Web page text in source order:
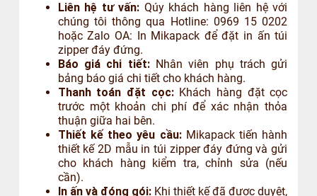
Liên hệ tư vấn: Qúy khách hàng liên hệ với
chúng tôi thông qua Hotline: 0969 15 0202
hoặc Zalo OA: In Mikapack để đặt in ấn túi
zipper đáy đứng.
Báo giá chi tiết:Nhân viên phụ trách gửi
bảng báo giá chi tiết cho khách hàng.
Thanh toán đặt cọc:Khách hàng đặt cọc
trước một khoản chi phí để xác nhận thỏa
thuận giữa hai bên.
Thiết kế theo yêu cầu:Mikapack tiến hành
thiết kế 2D mẫu in túi zipper đáy đứng và gửi
cho khách hàng kiểm tra, chỉnh sửa (nếu
cần).
In ấn và đóng gói:Khi thiết kế đã được duyệt,